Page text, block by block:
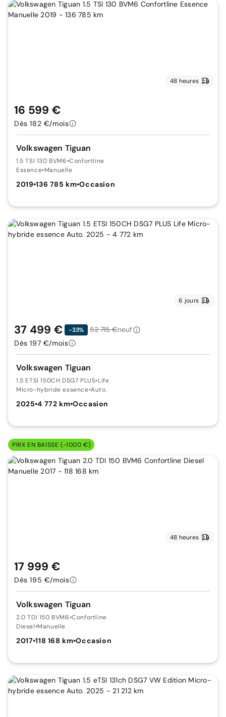
48 heures
Volkswagen Tiguan
1.5 TSI 130 BVM6•Confortline
Essence•Manuelle
2019•136 785 km•Occasion
16 599 €
Dès 182 €/mois
6 jours
Volkswagen Tiguan
1.5 ETSI 150CH DSG7 PLUS•Life
Micro-hybride essence•Auto.
2025•4 772 km•Occasion
37 499 € -33% 52 715 €neuf
Dès 197 €/mois
PRIX EN BAISSE (-1000 €)
48 heures
Volkswagen Tiguan
2.0 TDI 150 BVM6•Confortline
Diesel•Manuelle
2017•118 168 km•Occasion
17 999 €
Dès 195 €/mois